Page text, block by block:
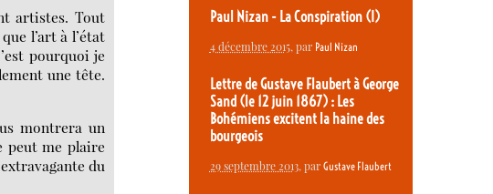
artistes. Tout
l’art à l’état
pourquoi je
une tête.
montrera un
peut me plaire
du
Paul Nizan - La Conspiration (I)
4 décembre 2015, par Paul Nizan
Lettre de Gustave Flaubert à George
Sand (le 12 juin 1867) : Les
Bohémiens excitent la haine des
bourgeois
29 septembre 2013, par Gustave Flaubert